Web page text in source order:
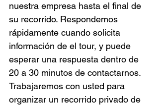
nuestra empresa hasta el final de
su recorrido. Respondemos
rápidamente cuando solicita
información de el tour, y puede
esperar una respuesta dentro de
20 a 30 minutos de contactarnos.
Trabajaremos con usted para
organizar un recorrido privado de